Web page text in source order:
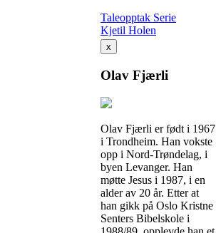
Taleopptak Serie
Kjetil Holen
x
Olav Fjærli
Olav Fjærli er født i 1967
i Trondheim. Han vokste
opp i Nord-Trøndelag, i
byen Levanger. Han
møtte Jesus i 1987, i en
alder av 20 år. Etter at
han gikk på Oslo Kristne
Senters Bibelskole i